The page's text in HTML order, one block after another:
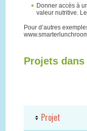
Donner accès à
valeur nutritive.
Pour d’autres
Projets
Projet